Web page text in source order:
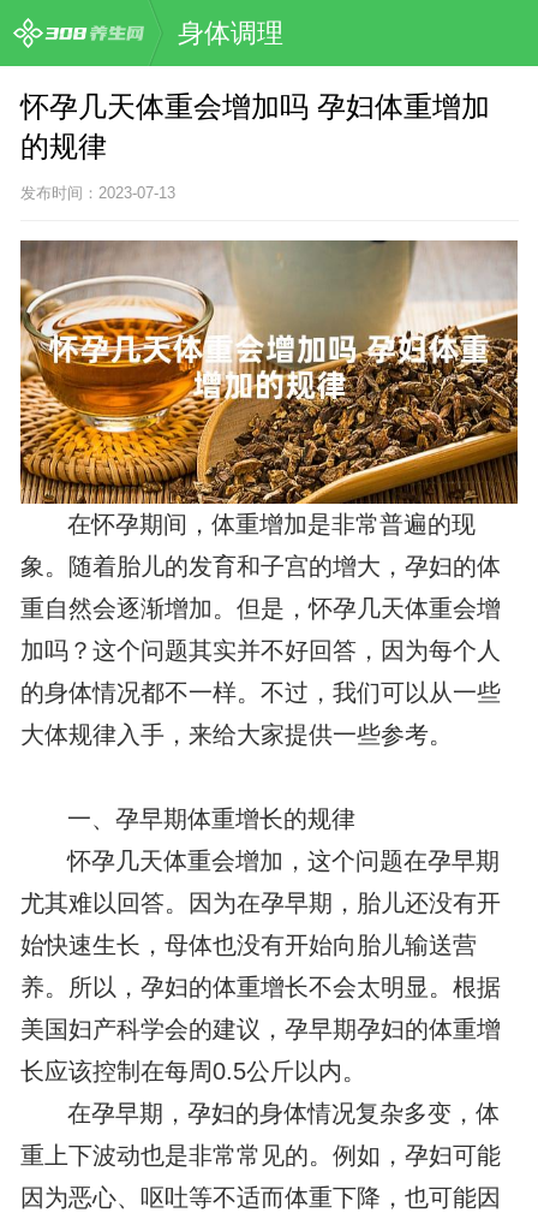
身体调理
怀孕几天体重会增加吗 孕妇体重增加
的规律
发布时间：2023-07-13
在怀孕期间，体重增加是非常普遍的现
象。随着胎儿的发育和子宫的增大，孕妇的体
重自然会逐渐增加。但是，怀孕几天体重会增
加吗？这个问题其实并不好回答，因为每个人
的身体情况都不一样。不过，我们可以从一些
大体规律入手，来给大家提供一些参考。
一、孕早期体重增长的规律
怀孕几天体重会增加，这个问题在孕早期
尤其难以回答。因为在孕早期，胎儿还没有开
始快速生长，母体也没有开始向胎儿输送营
养。所以，孕妇的体重增长不会太明显。根据
美国妇产科学会的建议，孕早期孕妇的体重增
长应该控制在每周0.5公斤以内。
在孕早期，孕妇的身体情况复杂多变，体
重上下波动也是非常常见的。例如，孕妇可能
因为恶心、呕吐等不适而体重下降，也可能因